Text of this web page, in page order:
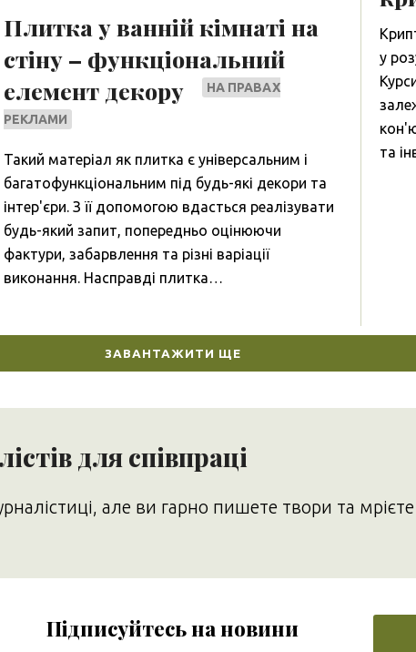
Плитка у ванній кімнаті на
стіну – функціональний
елемент декору
НА ПРАВАХ
РЕКЛАМИ
Такий матеріал як плитка є універсальним і
багатофункціональним під будь-які декори та
інтер'єри. З її допомогою вдасться реалізувати
будь-який запит, попередньо оцінюючи
фактури, забарвлення та різні варіації
виконання. Насправді плитка…
у
та
ЗАВАНТАЖИТИ ЩЕ
для співпраці
але ви гарно пишете твори та
Підписуйтесь на новини